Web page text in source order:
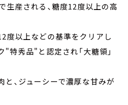
生産される、糖度12度以上の高
度以上などの基準をクリアし
"特秀品"と認定され「大糖領」
と、ジューシーで濃厚な甘みが